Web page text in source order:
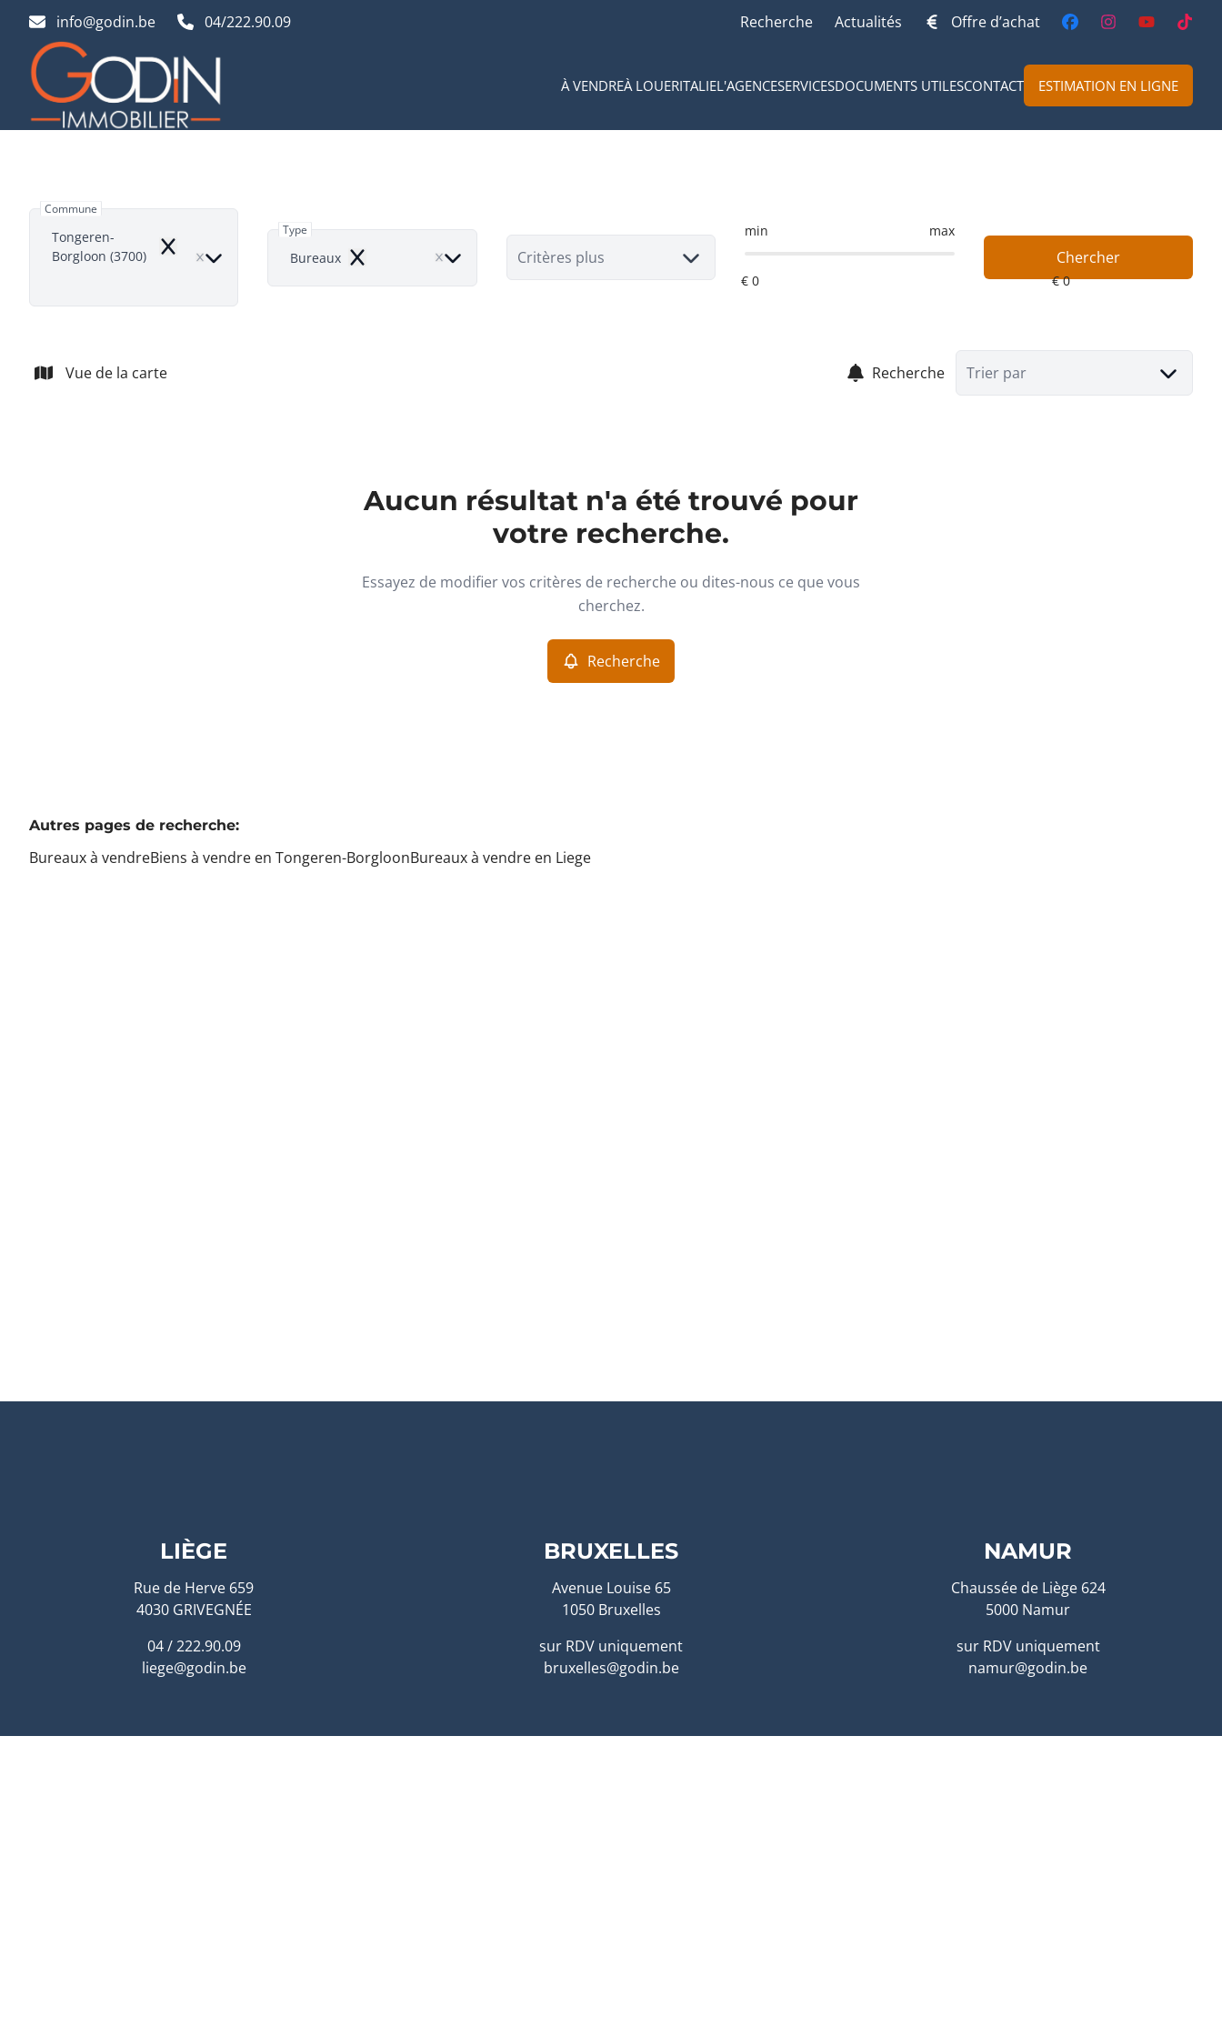
info@godin.be 04/222.90.09 Recherche Actualités Offre d’achat
À VENDREÀ LOUERITALIEL'AGENCESERVICESDOCUMENTS UTILESCONTACT ESTIMATION EN LIGNE
Commune
Tongeren-
Borgloon (3700)
Remove
Type
Bureaux Remove Critères plus
min max
Chercher
Vue de la carte Recherche Trier par
Aucun résultat n'a été trouvé pour
votre recherche.
Essayez de modifier vos critères de recherche ou dites-nous ce que vous
cherchez.
Recherche
Autres pages de recherche:
Bureaux à vendreBiens à vendre en Tongeren-BorgloonBureaux à vendre en Liege
LIÈGE
Rue de Herve 659
4030 GRIVEGNÉE
04 / 222.90.09
liege@godin.be
BRUXELLES
Avenue Louise 65
1050 Bruxelles
sur RDV uniquement
bruxelles@godin.be
NAMUR
Chaussée de Liège 624
5000 Namur
sur RDV uniquement
namur@godin.be